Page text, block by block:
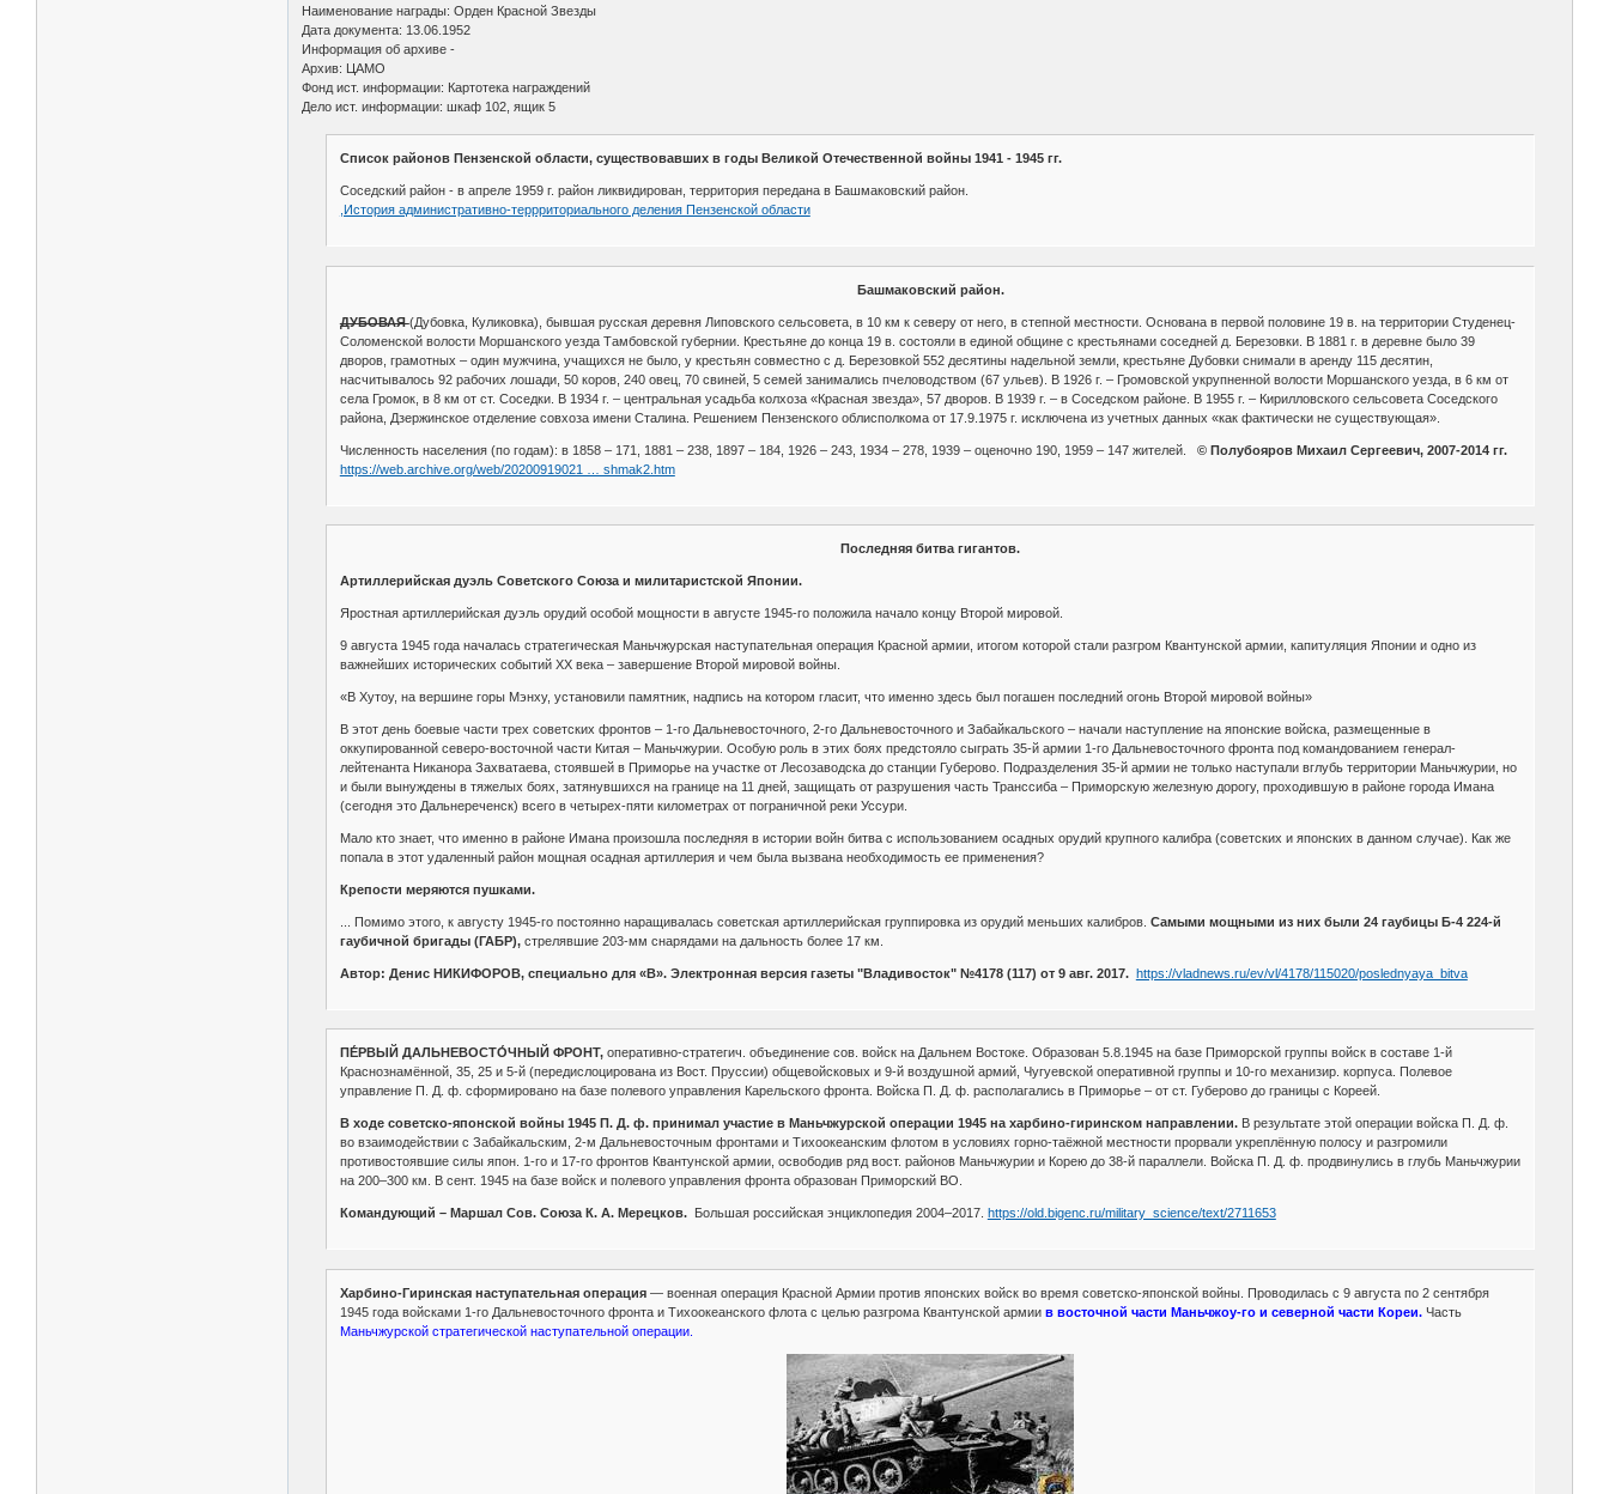
Наименование награды: Орден Красной Звезды
Дата документа: 13.06.1952
Информация об архиве -
Архив: ЦАМО
Фонд ист. информации: Картотека награждений
Дело ист. информации: шкаф 102, ящик 5
Список районов Пензенской области, существовавших в годы Великой Отечественной войны 1941 - 1945 гг.
Соседский район - в апреле 1959 г. район ликвидирован, территория передана в Башмаковский район.
,История административно-террриториального деления Пензенской области
Башмаковский район.
ДУБОВАЯ(Дубовка, Куликовка), бывшая русская деревня Липовского сельсовета, в 10 км к северу от него, в степной местности. Основана в первой половине 19 в. на территории Студенец-
Соломенской волости Моршанского уезда Тамбовской губернии. Крестьяне до конца 19 в. состояли в единой общине с крестьянами соседней д. Березовки. В 1881 г. в деревне было 39
дворов, грамотных – один мужчина, учащихся не было, у крестьян совместно с д. Березовкой 552 десятины надельной земли, крестьяне Дубовки снимали в аренду 115 десятин,
насчитывалось 92 рабочих лошади, 50 коров, 240 овец, 70 свиней, 5 семей занимались пчеловодством (67 ульев). В 1926 г. – Громовской укрупненной волости Моршанского уезда, в 6 км от
села Громок, в 8 км от ст. Соседки. В 1934 г. – центральная усадьба колхоза «Красная звезда», 57 дворов. В 1939 г. – в Соседском районе. В 1955 г. – Кирилловского сельсовета Соседского
района, Дзержинское отделение совхоза имени Сталина. Решением Пензенского облисполкома от 17.9.1975 г. исключена из учетных данных «как фактически не существующая».
Численность населения (по годам): в 1858 – 171, 1881 – 238, 1897 – 184, 1926 – 243, 1934 – 278, 1939 – оценочно 190, 1959 – 147 жителей. © Полубояров Михаил Сергеевич, 2007-2014 гг.
https://web.archive.org/web/20200919021 … shmak2.htm
Последняя битва гигантов.
Артиллерийская дуэль Советского Союза и милитаристской Японии.
Яростная артиллерийская дуэль орудий особой мощности в августе 1945-го положила начало концу Второй мировой.
9 августа 1945 года началась стратегическая Маньчжурская наступательная операция Красной армии, итогом которой стали разгром Квантунской армии, капитуляция Японии и одно из
важнейших исторических событий XX века – завершение Второй мировой войны.
«В Хутоу, на вершине горы Мэнху, установили памятник, надпись на котором гласит, что именно здесь был погашен последний огонь Второй мировой войны»
В этот день боевые части трех советских фронтов – 1-го Дальневосточного, 2-го Дальневосточного и Забайкальского – начали наступление на японские войска, размещенные в
оккупированной северо-восточной части Китая – Маньчжурии. Особую роль в этих боях предстояло сыграть 35-й армии 1-го Дальневосточного фронта под командованием генерал-
лейтенанта Никанора Захватаева, стоявшей в Приморье на участке от Лесозаводска до станции Губерово. Подразделения 35-й армии не только наступали вглубь территории Маньчжурии, но
и были вынуждены в тяжелых боях, затянувшихся на границе на 11 дней, защищать от разрушения часть Транссиба – Приморскую железную дорогу, проходившую в районе города Имана
(сегодня это Дальнереченск) всего в четырех-пяти километрах от пограничной реки Уссури.
Мало кто знает, что именно в районе Имана произошла последняя в истории войн битва с использованием осадных орудий крупного калибра (советских и японских в данном случае). Как же
попала в этот удаленный район мощная осадная артиллерия и чем была вызвана необходимость ее применения?
Крепости меряются пушками.
... Помимо этого, к августу 1945-го постоянно наращивалась советская артиллерийская группировка из орудий меньших калибров. Самыми мощными из них были 24 гаубицы Б-4 224-й
гаубичной бригады (ГАБР),стрелявшие 203-мм снарядами на дальность более 17 км.
Автор: Денис НИКИФОРОВ, специально для «В». Электронная версия газеты "Владивосток" №4178 (117) от 9 авг. 2017. https://vladnews.ru/ev/vl/4178/115020/poslednyaya_bitva
ПЕ́РВЫЙ ДАЛЬНЕВОСТО́ЧНЫЙ ФРОНТ,оперативно-стратегич. объединение сов. войск на Дальнем Востоке. Образован 5.8.1945 на базе Приморской группы войск в составе 1-й
Краснознамённой, 35, 25 и 5-й (передислоцирована из Вост. Пруссии) общевойсковых и 9-й воздушной армий, Чугуевской оперативной группы и 10-го механизир. корпуса. Полевое
управление П. Д. ф. сформировано на базе полевого управления Карельского фронта. Войска П. Д. ф. располагались в Приморье – от ст. Губерово до границы с Кореей.
В ходе советско-японской войны 1945 П. Д. ф. принимал участие в Маньчжурской операции 1945 на харбино-гиринском направлении.В результате этой операции войска П. Д. ф.
во взаимодействии с Забайкальским, 2-м Дальневосточным фронтами и Тихоокеанским флотом в условиях горно-таёжной местности прорвали укреплённую полосу и разгромили
противостоявшие силы япон. 1-го и 17-го фронтов Квантунской армии, освободив ряд вост. районов Маньчжурии и Корею до 38-й параллели. Войска П. Д. ф. продвинулись в глубь Маньчжурии
на 200–300 км. В сент. 1945 на базе войск и полевого управления фронта образован Приморский ВО.
Командующий – Маршал Сов. Союза К. А. Мерецков.Большая российская энциклопедия 2004–2017. https://old.bigenc.ru/military_science/text/2711653
Харбино-Гиринская наступательная операция— военная операция Красной Армии против японских войск во время советско-японской войны. Проводилась с 9 августа по 2 сентября
1945 года войсками 1-го Дальневосточного фронта и Тихоокеанского флота с целью разгрома Квантунской армиив восточной части Маньчжоу-го и северной части Кореи.Часть
Маньчжурской стратегической наступательной операции.